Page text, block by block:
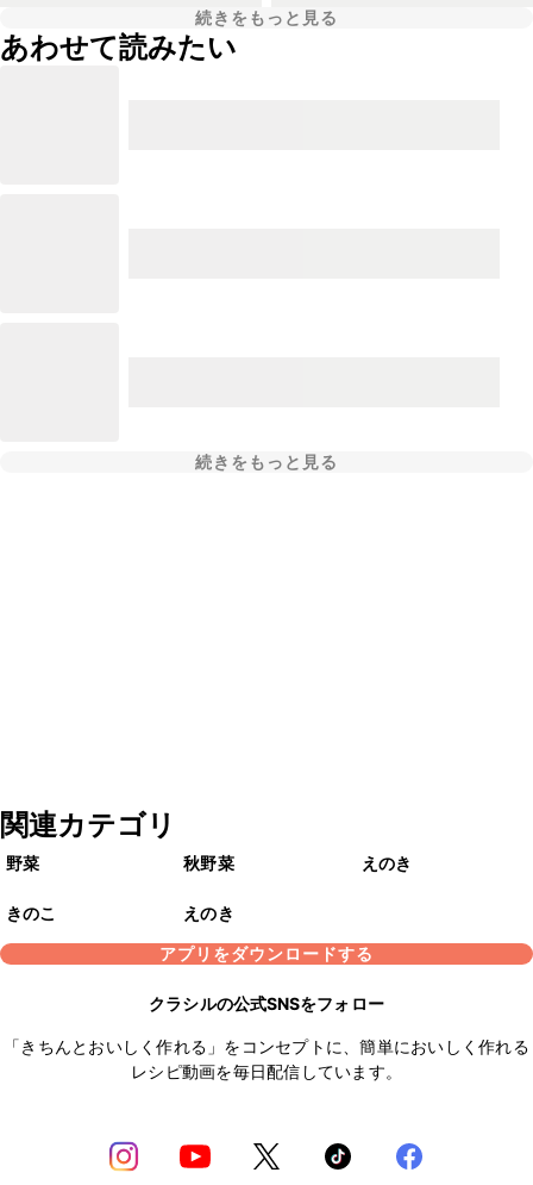
続きをもっと見る
あわせて読みたい
続きをもっと見る
関連カテゴリ
野菜 秋野菜 えのき
きのこ
えのき
アプリをダウンロードする
クラシルの公式SNSをフォロー
「きちんとおいしく作れる」をコンセプトに、簡単においしく作れる
レシピ動画を毎日配信しています。